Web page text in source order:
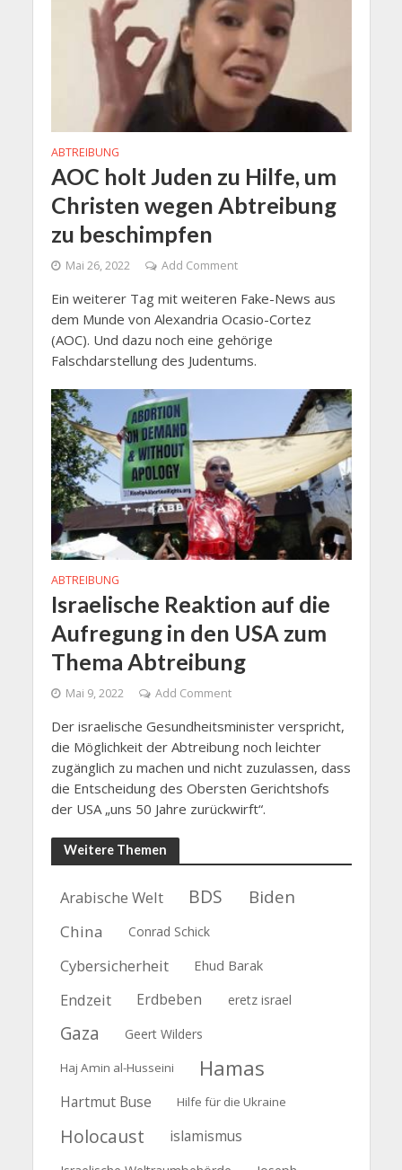
ABTREIBUNG
AOC holt Juden zu Hilfe, um
Christen wegen Abtreibung
zu beschimpfen
Mai 26, 2022 Add Comment
Ein weiterer Tag mit weiteren Fake-News aus
dem Munde von Alexandria Ocasio-Cortez
(AOC). Und dazu noch eine gehörige
Falschdarstellung des Judentums.
ABTREIBUNG
Israelische Reaktion auf die
Aufregung in den USA zum
Thema Abtreibung
Mai 9, 2022 Add Comment
Der israelische Gesundheitsminister verspricht,
die Möglichkeit der Abtreibung noch leichter
zugänglich zu machen und nicht zuzulassen, dass
die Entscheidung des Obersten Gerichtshofs
der USA „uns 50 Jahre zurückwirft“.
Weitere Themen
Arabische Welt BDS Biden
China Conrad Schick
Cybersicherheit Ehud Barak
Endzeit Erdbeben eretz israel
Gaza Geert Wilders
Haj Amin al-Husseini Hamas
Hartmut Buse Hilfe für die Ukraine
Holocaust islamismus